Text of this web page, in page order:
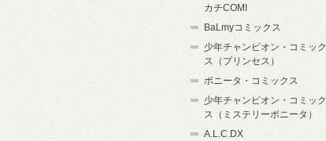
カチCOMI
BaLmyコミックス
少年チャンピオン・コミック
ス（プリンセス）
ボニータ・コミックス
少年チャンピオン・コミック
ス（ミステリーボニータ）
A.L.C.DX